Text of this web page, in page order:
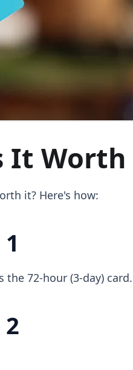
It
it? Here's how:
72-hour (3-day) card.